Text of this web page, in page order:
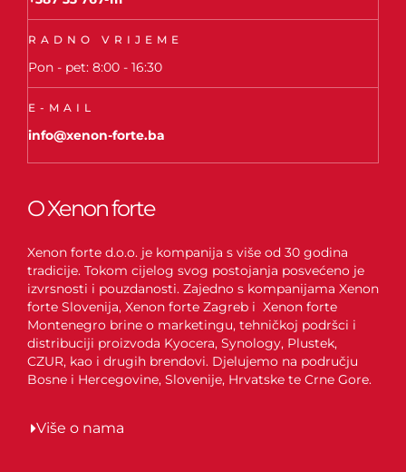
RADNO VRIJEME
Pon - pet: 8:00 - 16:30
E-MAIL
info@xenon-forte.ba
O Xenon forte
Xenon forte d.o.o. je kompanija s više od 30 godina
tradicije. Tokom cijelog svog postojanja posvećeno je
izvrsnosti i pouzdanosti. Zajedno s kompanijama Xenon
forte Slovenija, Xenon forte Zagreb i Xenon forte
Montenegro brine o marketingu, tehničkoj podršci i
distribuciji proizvoda Kyocera, Synology, Plustek,
CZUR, kao i drugih brendovi. Djelujemo na području
Bosne i Hercegovine, Slovenije, Hrvatske te Crne Gore.
Više o nama